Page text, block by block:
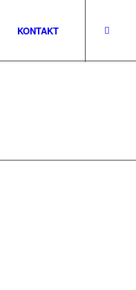
KONTAKT